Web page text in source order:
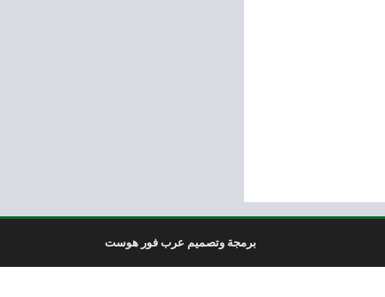
برمجة وتصميم عرب فور هوست